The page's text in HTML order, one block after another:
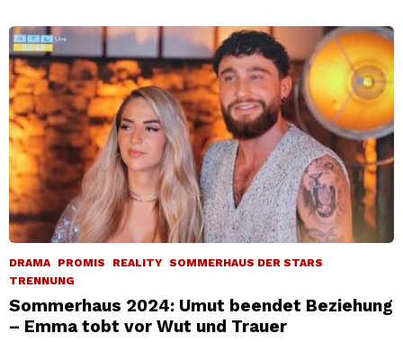
DRAMA PROMIS REALITY SOMMERHAUS DER STARS
TRENNUNG
Sommerhaus 2024: Umut beendet Beziehung
– Emma tobt vor Wut und Trauer